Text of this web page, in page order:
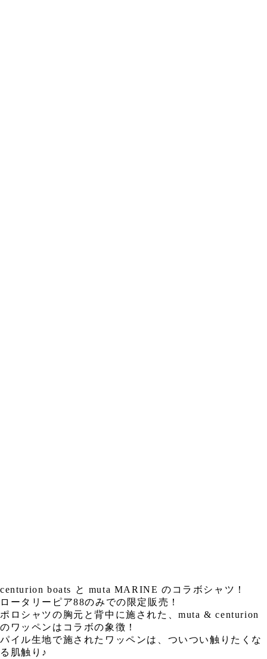
centurion boats と muta MARINE のコラボシャツ！
ロータリーピア88のみでの限定販売！
ポロシャツの胸元と背中に施された、muta & centurion
のワッペンはコラボの象徴！
パイル生地で施されたワッペンは、ついつい触りたくな
る肌触り♪